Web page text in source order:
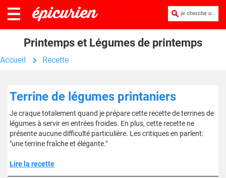
je cherche une recette :
Printemps et Légumes de printemps
Accueil Recette
Terrine de légumes printaniers
Je craque totalement quand je prépare cette recette de terrines de
légumes à servir en entrées froides. En plus, cette recette ne
présente aucune difficulté particulière. Les critiques en parlent:
"une terrine fraîche et élégante."
Lire la recette